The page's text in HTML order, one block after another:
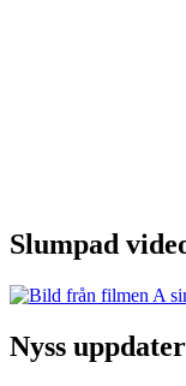
Slumpad
Nyss